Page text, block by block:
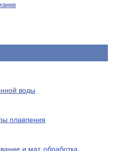
воды
плавления
и мат. обработка